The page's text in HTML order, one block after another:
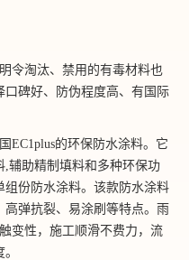
令淘汰、禁用的有毒材料也
碑好、防伪程度高、有国际
EC1plus的环保防水涂料。它
辅助精制填料和多种环保功
份防水涂料。该款防水涂料
弹抗裂、易涂刷等特点。雨
变性，施工顺滑不费力，流